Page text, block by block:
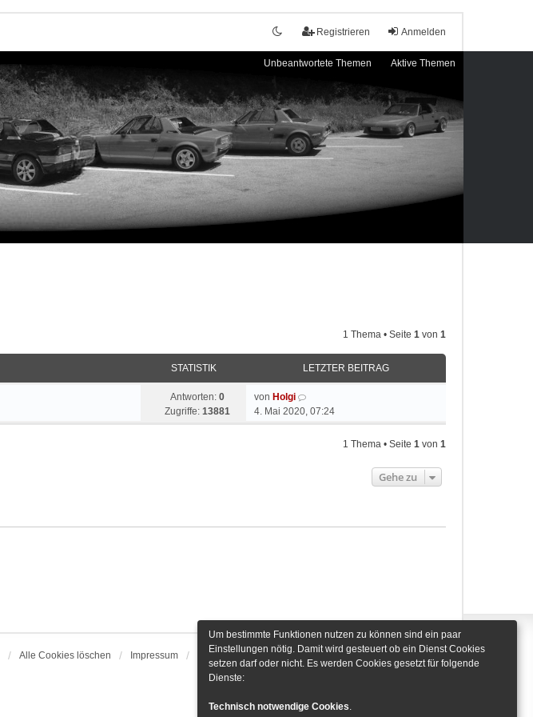
Anmelden
Registrieren
Unbeantwortete Themen Aktive Themen
1 Thema • Seite 1 von 1
STATISTIK LETZTER BEITRAG
Antworten: 0
Zugriffe: 13881
von Holgi
4. Mai 2020, 07:24
1 Thema • Seite 1 von 1
Gehe zu
Alle Cookies löschen Impressum Alle Zeiten sindUTC+01:00 Cookie-Einstellungen
Um bestimmte Funktionen nutzen zu können sind ein paar
Einstellungen nötig. Damit wird gesteuert ob ein Dienst Cookies
setzen darf oder nicht. Es werden Cookies gesetzt für folgende
Dienste:
Technisch notwendige Cookies.